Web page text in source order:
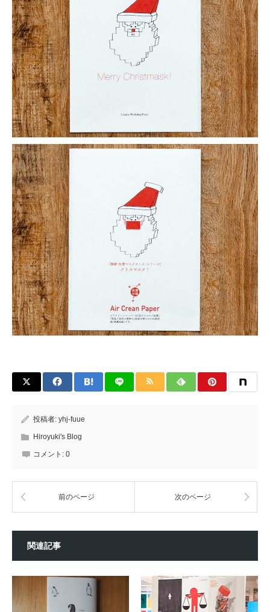
投稿者: yhj-fuue
Hiroyuki's Blog
コメント: 0
前のページ 次のページ
関連記事